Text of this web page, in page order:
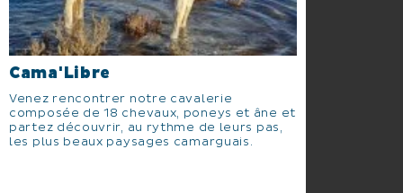
Cama'Libre
Venez rencontrer notre cavalerie
composée de 18 chevaux, poneys et âne et
partez découvrir, au rythme de leurs pas,
les plus beaux paysages camarguais.